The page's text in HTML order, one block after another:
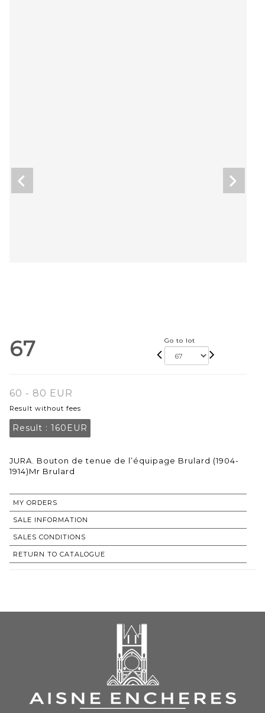
67 Go to lot
60 - 80 EUR
Result without fees
Result : 160EUR
JURA. Bouton de tenue de l’équipage Brulard (1904-
1914)Mr Brulard
MY ORDERS
SALE INFORMATION
SALES CONDITIONS
RETURN TO CATALOGUE